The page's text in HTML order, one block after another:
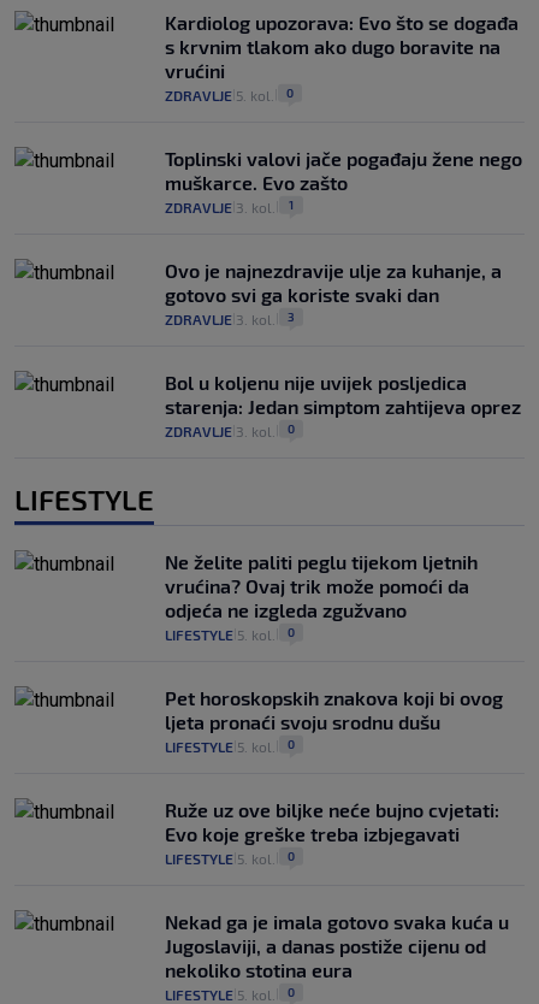
Kardiolog upozorava: Evo što se događa
s krvnim tlakom ako dugo boravite na
vrućini
ZDRAVLJE 5. kol. 0
Toplinski valovi jače pogađaju žene nego
muškarce. Evo zašto
ZDRAVLJE 3. kol. 1
Ovo je najnezdravije ulje za kuhanje, a
gotovo svi ga koriste svaki dan
ZDRAVLJE 3. kol. 3
Bol u koljenu nije uvijek posljedica
starenja: Jedan simptom zahtijeva oprez
ZDRAVLJE 3. kol. 0
LIFESTYLE
Ne želite paliti peglu tijekom ljetnih
vrućina? Ovaj trik može pomoći da
odjeća ne izgleda zgužvano
LIFESTYLE 5. kol. 0
Pet horoskopskih znakova koji bi ovog
ljeta pronaći svoju srodnu dušu
LIFESTYLE 5. kol. 0
Ruže uz ove biljke neće bujno cvjetati:
Evo koje greške treba izbjegavati
LIFESTYLE 5. kol. 0
Nekad ga je imala gotovo svaka kuća u
Jugoslaviji, a danas postiže cijenu od
nekoliko stotina eura
LIFESTYLE 5. kol. 0